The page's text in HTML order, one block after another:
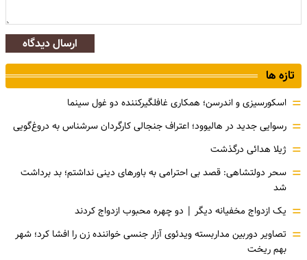
ارسال دیدگاه
تازه ها
= اسکورسیزی و اندرسن؛ همکاری غافلگیرکننده دو غول سینما
= رسوایی جدید در هالیوود؛ اعتراف جنجالی کارگردان سرشناس به دروغ‌گویی
= ژیلا هدائی درگذشت
= سحر دولتشاهی: قصد بی احترامی به باورهای دینی نداشتم؛ بد برداشت
شد
= یک ازدواج مخفیانه دیگر | دو چهره محبوب ازدواج کردند
= تصاویر دوربین مداربسته ویدئوی آزار جنسی خواننده زن را افشا کرد؛ شهر
بهم ریخت